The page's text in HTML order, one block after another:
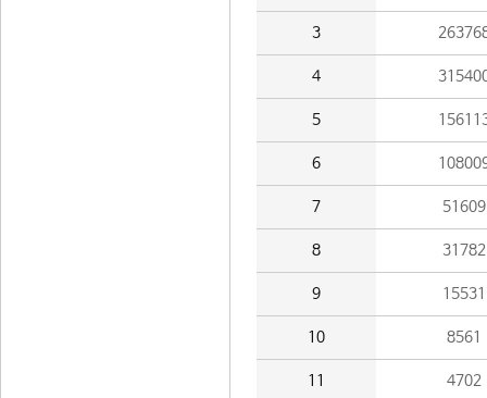
3
4
5
6
7 51609
8 31782
9 15531
10 8561
11 4702